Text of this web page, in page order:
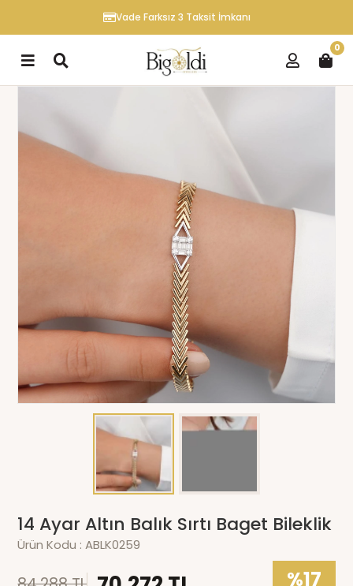
Vade Farksız 3 Taksit İmkanı
0
14 Ayar Altın Balık Sırtı Baget Bileklik
Ürün Kodu :ABLK0259
%17